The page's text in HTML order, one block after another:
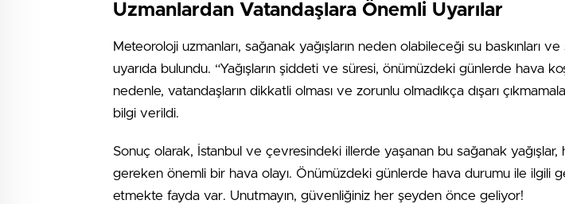
Uzmanlardan Vatandaşlara Önemli Uyarılar
Meteoroloji uzmanları, sağanak yağışların neden olabileceği su baskınları ve
uyarıda bulundu. “Yağışların şiddeti ve süresi, önümüzdeki günlerde hava
nedenle, vatandaşların dikkatli olması ve zorunlu olmadıkça dışarı
bilgi verildi.
Sonuç olarak, İstanbul ve çevresindeki illerde yaşanan bu sağanak
gereken önemli bir hava olayı. Önümüzdeki günlerde hava durumu ile ilgili
etmekte fayda var. Unutmayın, güvenliğiniz her şeyden önce geliyor!